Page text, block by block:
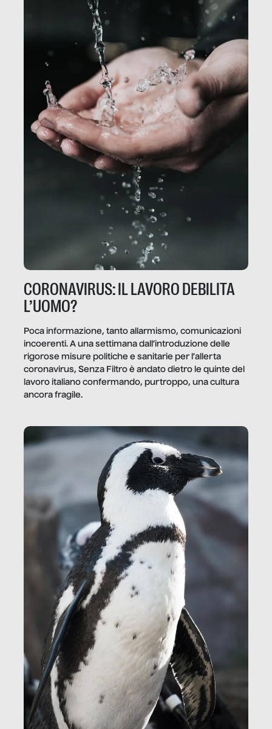
CORONAVIRUS: IL LAVORO DEBILITA
L’UOMO?
Poca informazione, tanto allarmismo, comunicazioni
incoerenti. A una settimana dall’introduzione delle
rigorose misure politiche e sanitarie per l’allerta
coronavirus, Senza Filtro è andato dietro le quinte del
lavoro italiano confermando, purtroppo, una cultura
ancora fragile.